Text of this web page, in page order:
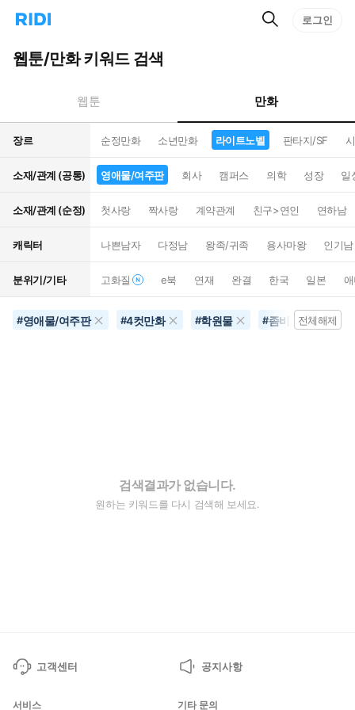
리
홈
으
턴
트
검
로그인
웹툰/만화 키워드 검색
웹툰 만화
장르 순정만화 소년만화 라이트노벨 판타지/SF
소재/관계 (공통) 영애물/여주판 회사 캠퍼스 의학 성장 일
소재/관계 (순정) 첫사랑 짝사랑 계약관계 친구>연인 연하남
캐릭터 나쁜남자 다정남 왕족/귀족 용사마왕 인기남
분위기/기타 고화질 e북 연재 완결 한국 일본
#영애물/여주판 #4컷만화 #학원물 #좀비/뱀파이어
전체해제
검색결과가 없습니다.
원하는 키워드를 다시 검색해 보세요.
고객센터 공지사항
서비스 기타 문의